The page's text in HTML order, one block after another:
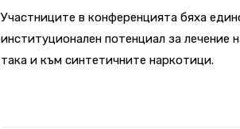
Участниците в конференцията бяха
институционален потенциал за лечение
така и към синтетичните наркотици.